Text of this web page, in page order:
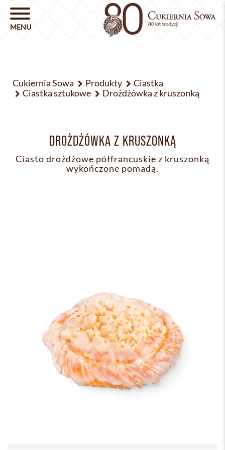
Cukiernia Sowa Produkty
Ciastka
Ciastka sztukowe
Drożdżówka z kruszonką
DROŻDŻÓWKA Z KRUSZONKĄ
Ciasto drożdżowe półfrancuskie z kruszonką
wykończone pomadą.